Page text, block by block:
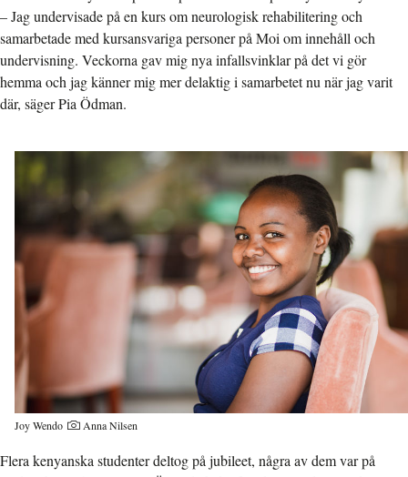
– Jag undervisade på en kurs om neurologisk rehabilitering och
samarbetade med kursansvariga personer på Moi om innehåll och
undervisning. Veckorna gav mig nya infallsvinklar på det vi gör
hemma och jag känner mig mer delaktig i samarbetet nu när jag varit
där, säger Pia Ödman.
Joy Wendo Anna Nilsen
Flera kenyanska studenter deltog på jubileet, några av dem var på